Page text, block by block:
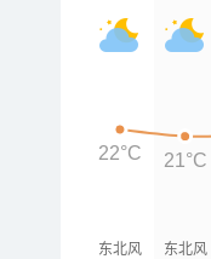
东北风 东北风
22°C 21°C